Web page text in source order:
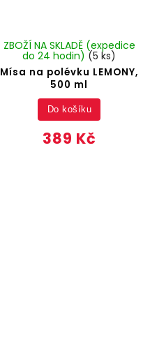
Mísa na polévku LEMONY,
500 ml
ZBOŽÍ NA SKLADĚ (expedice
do 24 hodin) (5 ks)
389 Kč
Do košíku